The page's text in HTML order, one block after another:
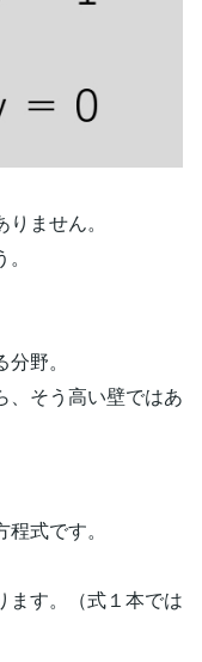
ません。
野。
、そう高い壁ではあ
式です。
ます。（式１本では